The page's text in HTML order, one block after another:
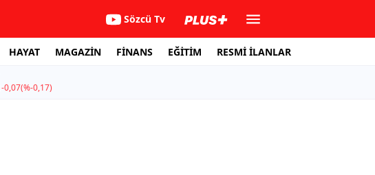
Sözcü Tv
HAYAT MAGAZİN FİNANS EĞİTİM RESMİ İLANLAR
-0,07(%-0,17)